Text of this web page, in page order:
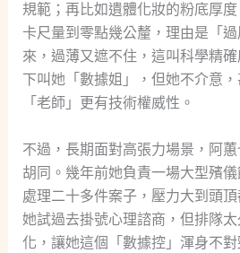
規範；再比如遺體化妝的粉底厚
卡尺量到零點幾公釐，理由是「
來，過薄又遮不住，這叫科學精
下叫她「數據姐」，但她不介意
「老師」更有技術權威性。
不過，長期面對高張力場景，阿
胡同。幾年前她負責一場大型殯
處理二十多件案子，壓力大到頭
她試過去掛號心理諮商，但排隊
化，讓她這個「數據控」渾身不